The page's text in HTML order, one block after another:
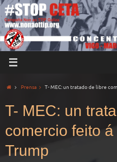
Prensa T- MEC: un tratado de libre
T- MEC: un
comercio feito
Trump